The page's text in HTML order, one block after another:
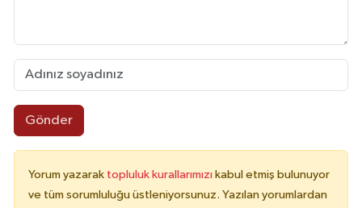
Gönder
Yorum yazarak topluluk kurallarımızı kabul etmiş bulunuyor
ve tüm sorumluluğu üstleniyorsunuz. Yazılan yorumlardan